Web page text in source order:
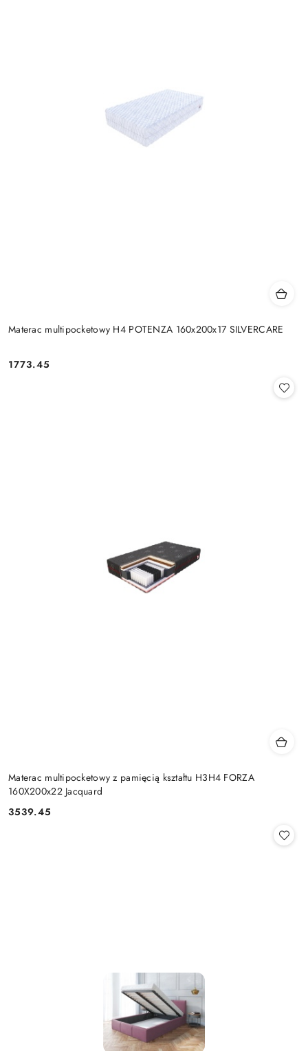
Materac multipocketowy H4 POTENZA 160x200x17 SILVERCARE
Cena:
1773.45
Materac multipocketowy z pamięcią kształtu H3H4 FORZA
160X200x22 Jacquard
Cena:
3539.45